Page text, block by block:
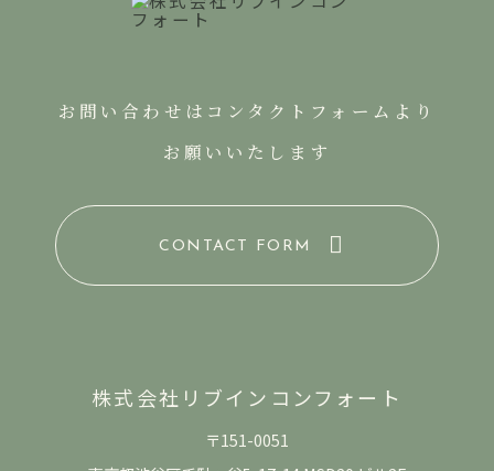
お問い合わせはコンタクトフォームより
お願いいたします
CONTACT FORM
株式会社リブインコンフォート
〒151-0051